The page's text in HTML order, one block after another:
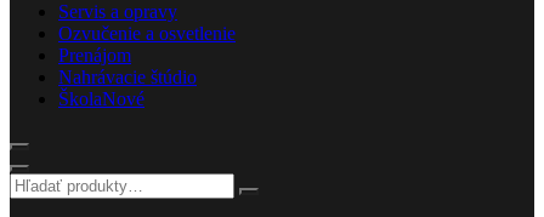
Servis a opravy
Ozvučenie a osvetlenie
Prenájom
Nahrávacie štúdio
ŠkolaNové